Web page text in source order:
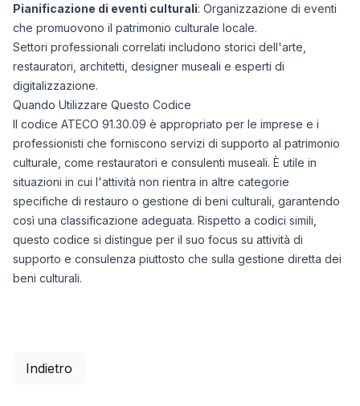
Pianificazione di eventi culturali: Organizzazione di eventi
che promuovono il patrimonio culturale locale.
Settori professionali correlati includono storici dell'arte,
restauratori, architetti, designer museali e esperti di
digitalizzazione.
Quando Utilizzare Questo Codice
Il codice ATECO 91.30.09 è appropriato per le imprese e i
professionisti che forniscono servizi di supporto al patrimonio
culturale, come restauratori e consulenti museali. È utile in
situazioni in cui l'attività non rientra in altre categorie
specifiche di restauro o gestione di beni culturali, garantendo
così una classificazione adeguata. Rispetto a codici simili,
questo codice si distingue per il suo focus su attività di
supporto e consulenza piuttosto che sulla gestione diretta dei
beni culturali.
Indietro